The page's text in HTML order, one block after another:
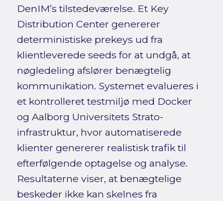
DenIM’s tilstedeværelse. Et Key
Distribution Center genererer
deterministiske prekeys ud fra
klientleverede seeds for at undgå, at
nøgledeling afslører benægtelig
kommunikation. Systemet evalueres i
et kontrolleret testmiljø med Docker
og Aalborg Universitets Strato-
infrastruktur, hvor automatiserede
klienter genererer realistisk trafik til
efterfølgende optagelse og analyse.
Resultaterne viser, at benægtelige
beskeder ikke kan skelnes fra